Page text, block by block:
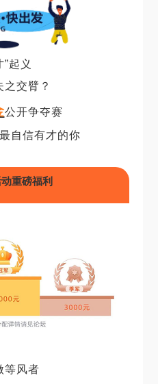
”起义
之交臂？
公开争夺赛
自信有才的你
重磅福利
等风者